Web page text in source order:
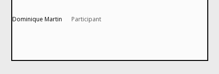
Dominique Martin Participant